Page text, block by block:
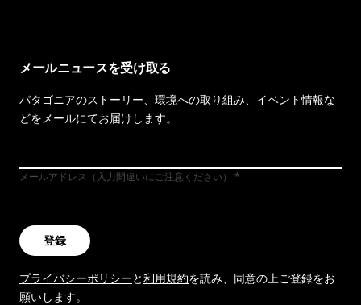
メールニュースを受け取る
パタゴニアのストーリー、環境への取り組み、イベント情報な
どをメールにてお届けします。
メールアドレス（入力間違いにご注意ください）
登録
プライバシーポリシーと利用規約を読み、同意の上ご登録をお
願いします。